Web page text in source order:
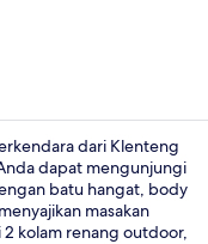
dari Klenteng
dapat mengunjungi
batu hangat, body
masakan
kolam renang outdoor,